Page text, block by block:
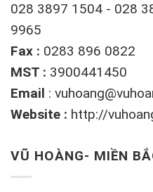
028 3897 1504 - 028
9965
Fax : 0283 896 0822
MST : 3900441450
Email :
Website : http://
VŨ HOÀNG- MIỀN